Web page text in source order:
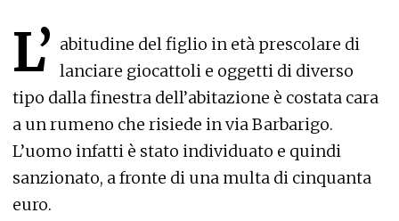
L’ abitudine del figlio in età prescolare di
lanciare giocattoli e oggetti di diverso
tipo dalla finestra dell’abitazione è costata cara
a un rumeno che risiede in via Barbarigo.
L’uomo infatti è stato individuato e quindi
sanzionato, a fronte di una multa di cinquanta
euro.